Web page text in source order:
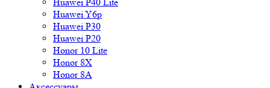
Huawei Y6p
Huawei P30
Huawei P20
Honor 10 Lite
Honor 8X
Honor 8A